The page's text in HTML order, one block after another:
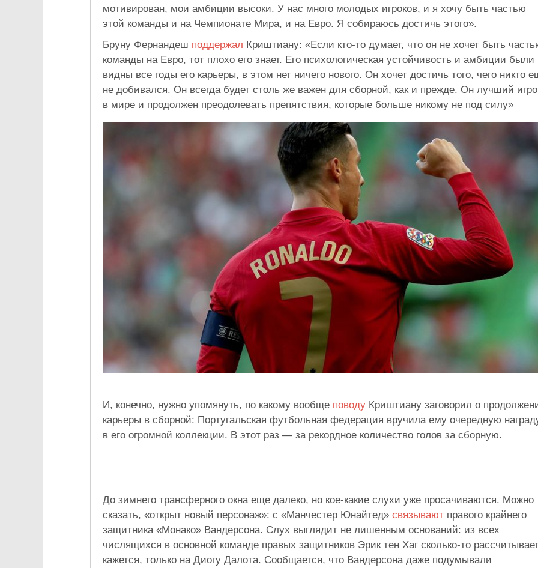
мотивирован, мои амбиции высоки. У нас много молодых игроков, и я хочу быть частью
этой команды и на Чемпионате Мира, и на Евро. Я собираюсь достичь этого».
Бруну Фернандеш поддержал Криштиану: «Если кто-то думает, что он не хочет быть
команды на Евро, тот плохо его знает. Его психологическая устойчивость и амбиции были
видны все годы его карьеры, в этом нет ничего нового. Он хочет достичь того, чего никто
не добивался. Он всегда будет столь же важен для сборной, как и прежде. Он лучший
в мире и продолжен преодолевать препятствия, которые больше никому не под силу»
И, конечно, нужно упомянуть, по какому вообще поводу Криштиану заговорил о
карьеры в сборной: Португальская футбольная федерация вручила ему очередную
в его огромной коллекции. В этот раз — за рекордное количество голов за сборную.
До зимнего трансферного окна еще далеко, но кое-какие слухи уже просачиваются. Можно
сказать, «открыт новый персонаж»: с «Манчестер Юнайтед» связывают правого крайнего
защитника «Монако» Вандерсона. Слух выглядит не лишенным оснований: из всех
числящихся в основной команде правых защитников Эрик тен Хаг сколько-то
кажется, только на Диогу Далота. Сообщается, что Вандерсона даже подумывали